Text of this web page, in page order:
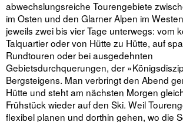
abwechslungsreiche Tourengebiete
im Osten und den Glarner Alpen im
jeweils zwei bis vier Tage unterwegs: vom
Talquartier oder von Hütte zu Hütte, auf
Rundtouren oder bei ausgedehnten
Gebietsdurchquerungen, der
Bergsteigens. Man verbringt den Abend
Hütte und steht am nächsten Morgen
Frühstück wieder auf den Ski. Weil
flexibel planen und dorthin gehen, wo die